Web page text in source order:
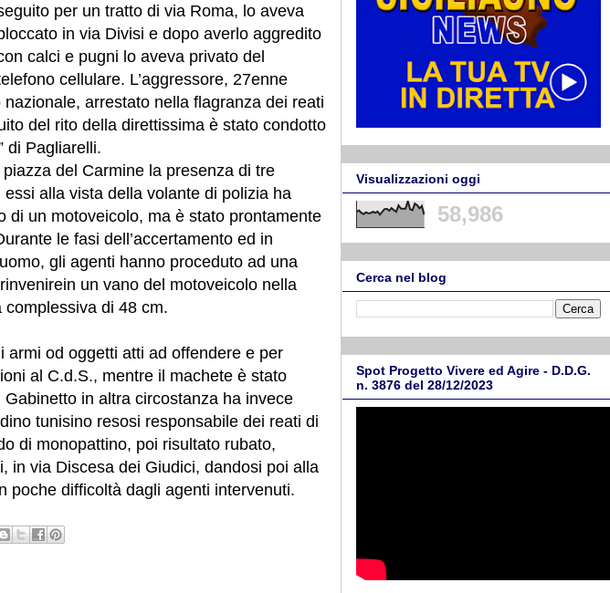
per un tratto di via Roma, lo aveva
in via Divisi e dopo averlo aggredito
calci e pugni lo aveva privato del
cellulare. L’aggressore, 27enne
arrestato nella flagranza dei reati
del rito della direttissima è stato condotto
di Pagliarelli.
del Carmine la presenza di tre
alla vista della volante di polizia ha
di un motoveicolo, ma è stato prontamente
le fasi dell’accertamento ed in
gli agenti hanno proceduto ad una
un vano del motoveicolo nella
di 48 cm.
armi od oggetti atti ad offendere e per
al C.d.S., mentre il machete è stato
in altra circostanza ha invece
tunisino resosi responsabile dei reati di
di monopattino, poi risultato rubato,
in via Discesa dei Giudici, dandosi poi alla
poche difficoltà dagli agenti intervenuti.
Visualizzazioni oggi
58,986
Cerca nel blog
Spot Progetto Vivere ed Agire - D.D.G.
n. 3876 del 28/12/2023